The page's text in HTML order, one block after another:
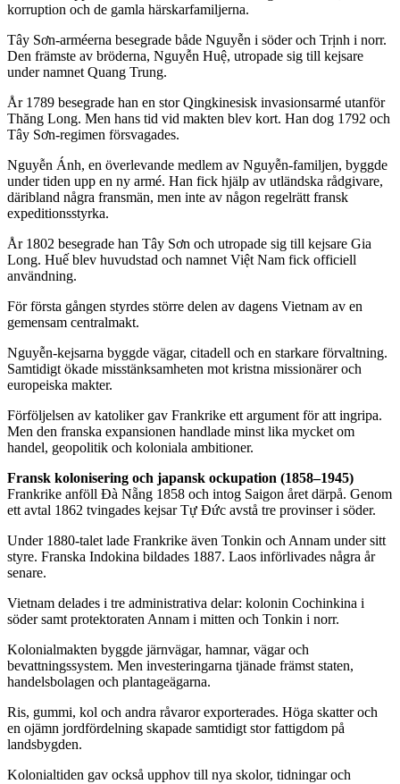
korruption och de gamla härskarfamiljerna.
Tây Sơn-arméerna besegrade både Nguyễn i söder och Trịnh i norr.
Den främste av bröderna, Nguyễn Huệ, utropade sig till kejsare
under namnet Quang Trung.
År 1789 besegrade han en stor Qingkinesisk invasionsarmé utanför
Thăng Long. Men hans tid vid makten blev kort. Han dog 1792 och
Tây Sơn-regimen försvagades.
Nguyễn Ánh, en överlevande medlem av Nguyễn-familjen, byggde
under tiden upp en ny armé. Han fick hjälp av utländska rådgivare,
däribland några fransmän, men inte av någon regelrätt fransk
expeditionsstyrka.
År 1802 besegrade han Tây Sơn och utropade sig till kejsare Gia
Long. Huế blev huvudstad och namnet Việt Nam fick officiell
användning.
För första gången styrdes större delen av dagens Vietnam av en
gemensam centralmakt.
Nguyễn-kejsarna byggde vägar, citadell och en starkare förvaltning.
Samtidigt ökade misstänksamheten mot kristna missionärer och
europeiska makter.
Förföljelsen av katoliker gav Frankrike ett argument för att ingripa.
Men den franska expansionen handlade minst lika mycket om
handel, geopolitik och koloniala ambitioner.
Fransk kolonisering och japansk ockupation (1858–1945)
Frankrike anföll Đà Nẵng 1858 och intog Saigon året därpå. Genom
ett avtal 1862 tvingades kejsar Tự Đức avstå tre provinser i söder.
Under 1880-talet lade Frankrike även Tonkin och Annam under sitt
styre. Franska Indokina bildades 1887. Laos införlivades några år
senare.
Vietnam delades i tre administrativa delar: kolonin Cochinkina i
söder samt protektoraten Annam i mitten och Tonkin i norr.
Kolonialmakten byggde järnvägar, hamnar, vägar och
bevattningssystem. Men investeringarna tjänade främst staten,
handelsbolagen och plantageägarna.
Ris, gummi, kol och andra råvaror exporterades. Höga skatter och
en ojämn jordfördelning skapade samtidigt stor fattigdom på
landsbygden.
Kolonialtiden gav också upphov till nya skolor, tidningar och